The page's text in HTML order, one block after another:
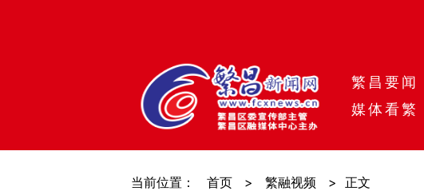
繁昌要闻
媒体看繁
当前位置： 首页 > 繁融视频 > 正文